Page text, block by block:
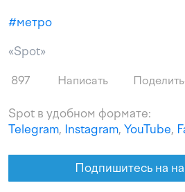
#метро
«Spot»
897 Написать
Spot в удобном формате:
Telegram, Instagram, YouTube,
Подпишитесь на